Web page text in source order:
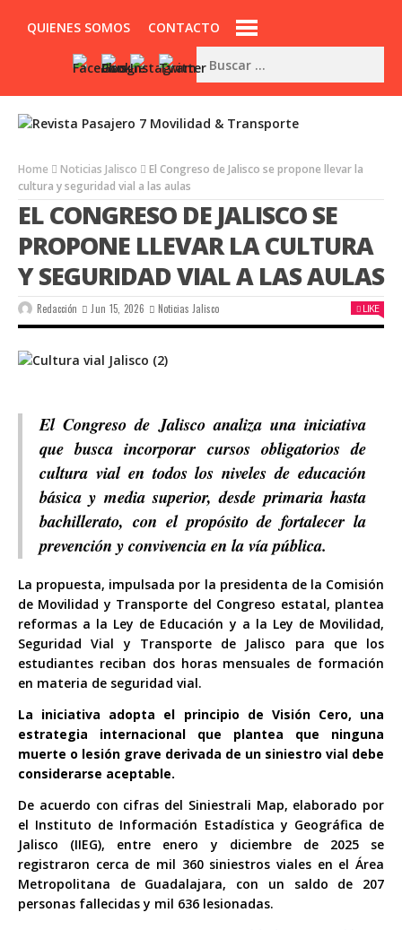
QUIENES SOMOS CONTACTO
Home Noticias Jalisco
El Congreso de Jalisco se propone llevar la
cultura y seguridad vial a las aulas
EL CONGRESO DE JALISCO SE
PROPONE LLEVAR LA CULTURA
Y SEGURIDAD VIAL A LAS AULAS
Redacción Jun 15, 2026 Noticias Jalisco LIKE
El Congreso de Jalisco analiza una iniciativa
que busca incorporar cursos obligatorios de
cultura vial en todos los niveles de educación
básica y media superior, desde primaria hasta
bachillerato, con el propósito de fortalecer la
prevención y convivencia en la vía pública.
La propuesta, impulsada por la presidenta de la Comisión
de Movilidad y Transporte del Congreso estatal, plantea
reformas a la Ley de Educación y a la Ley de Movilidad,
Seguridad Vial y Transporte de Jalisco para que los
estudiantes reciban dos horas mensuales de formación
en materia de seguridad vial.
La iniciativa adopta el principio de Visión Cero, una
estrategia internacional que plantea que ninguna
muerte o lesión grave derivada de un siniestro vial debe
considerarse aceptable.
De acuerdo con cifras del Siniestrali Map, elaborado por
el Instituto de Información Estadística y Geográfica de
Jalisco (IIEG), entre enero y diciembre de 2025 se
registraron cerca de mil 360 siniestros viales en el Área
Metropolitana de Guadalajara, con un saldo de 207
personas fallecidas y mil 636 lesionadas.